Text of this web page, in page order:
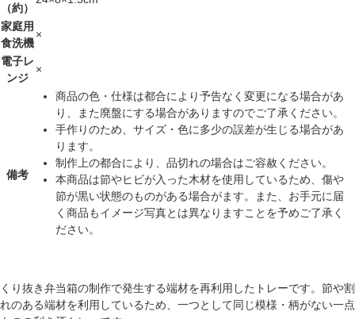
（約）
家庭用
食洗機
×
電子レ
ンジ
×
備考
商品の色・仕様は都合により予告なく変更になる場合があ
り、また廃盤にする場合がありますのでご了承ください。
手作りのため、サイズ・色に多少の誤差が生じる場合があ
ります。
制作上の都合により、品切れの場合はご容赦ください。
本商品は節やヒビが入った木材を使用しているため、傷や
節が黒い状態のものがある場合がます。また、お手元に届
く商品もイメージ写真とは異なりますことを予めご了承く
ださい。
くり抜き弁当箱の制作で発生する端材を再利用したトレーです。節や割
れのある端材を利用しているため、一つとして同じ模様・柄がない一点